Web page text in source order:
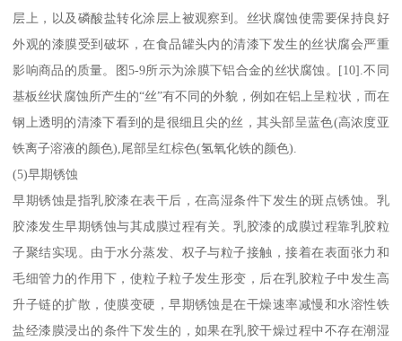
层上，以及磷酸盐转化涂层上被观察到。丝状腐蚀使需要保持良好
外观的漆膜受到破坏，在食品罐头内的清漆下发生的丝状腐会严重
影响商品的质量。图5-9所示为涂膜下铝合金的丝状腐蚀。[10].不同
基板丝状腐蚀所产生的“丝”有不同的外貌，例如在铝上呈粒状，而在
钢上透明的清漆下看到的是很细且尖的丝，其头部呈蓝色(高浓度亚
铁离子溶液的颜色),尾部呈红棕色(氢氧化铁的颜色).
(5)早期锈蚀
早期锈蚀是指乳胶漆在表干后，在高湿条件下发生的斑点锈蚀。乳
胶漆发生早期锈蚀与其成膜过程有关。乳胶漆的成膜过程靠乳胶粒
子聚结实现。由于水分蒸发、权子与粒子接触，接着在表面张力和
毛细管力的作用下，使粒子粒子发生形变，后在乳胶粒子中发生高
升子链的扩散，使膜变硬，早期锈蚀是在干燥速率减慢和水溶性铁
盐经漆膜浸出的条件下发生的，如果在乳胶干燥过程中不存在潮湿